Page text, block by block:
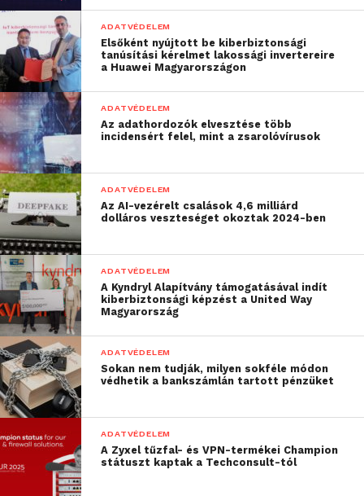
folyamatokat és rendszereket, hogy mindig képesek
legyenek kezelni az aktuális fenyegetéseket.
Sürgető frissítések
A kiberbűnözők egyre gyorsabban találják meg a
módszereket arra, hogy kihasználják a frissen
felfedezett sebezhetőségeket, ami a
szoftverfejlesztőket arra ösztönzi, hogy minél
rövidebb idő alatt kiadják a hibajavításokat az
újonnan azonosított biztonsági résekre. A
vállalatoknak pedig arra kell törekedniük, hogy az új
frissítéseket minél gyorsabban telepítsék.
A frissítések ellenőrzéséhez és kezeléséhez is
léteznek professzionális szoftverek, amelyek
megkönnyítik a feladatokat. Windows rendszereken
például aZENworks Patch Management,segíti az IT-
szakembereket a frissítések központi kezelésében,
nyomon követésében és telepítésében; Linux
rendszerek esetében pedig a
segítségével gondoskodhatnak ezekről a szakértők.
További friss híreket talál aTechnokratafőoldalán!
Csatlakozzon hozzánk a
ADATVÉDELEM
Elsőként nyújtott be kiberbiztonsági
tanúsítási kérelmet lakossági invertereire
a Huawei Magyarországon
ADATVÉDELEM
Az adathordozók elvesztése több
incidensért felel, mint a zsarolóvírusok
ADATVÉDELEM
Az AI-vezérelt csalások 4,6 milliárd
dolláros veszteséget okoztak 2024-ben
ADATVÉDELEM
A Kyndryl Alapítvány támogatásával indít
kiberbiztonsági képzést a United Way
Magyarország
ADATVÉDELEM
Sokan nem tudják, milyen sokféle módon
védhetik a bankszámlán tartott pénzüket
ADATVÉDELEM
A Zyxel tűzfal- és VPN-termékei Champion
státuszt kaptak a Techconsult-tól